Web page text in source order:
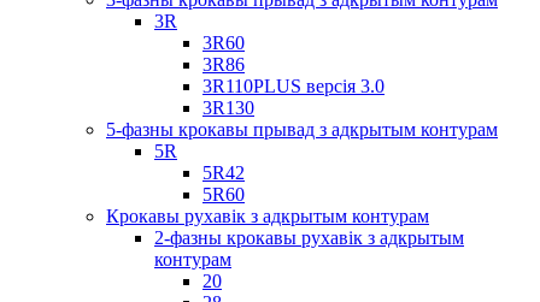
3R
3R60
3R86
3R110PLUS версія 3.0
3R130
5-фазны крокавы прывад з адкрытым контурам
5R
5R42
5R60
Крокавы рухавік з адкрытым контурам
2-фазны крокавы рухавік з адкрытым
контурам
20